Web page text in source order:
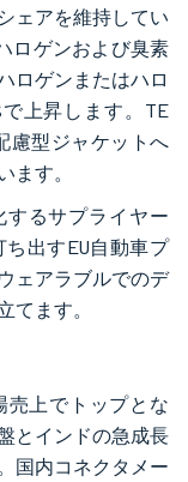
ェアを維持してい
ロゲンおよび臭素
ロゲンまたはハロ
上昇します。TE
慮型ジャケットへ
ます。
するサプライヤー
出すEU自動車プ
ェアラブルでのデ
てます。
売上でトップとな
とインドの急成長
国内コネクタメー